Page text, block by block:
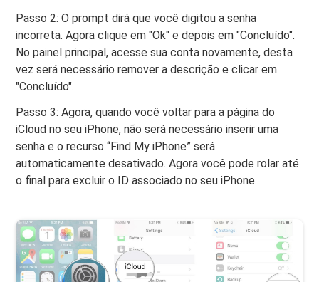
Passo 2: O prompt dirá que você digitou a senha
incorreta. Agora clique em "Ok" e depois em "Concluído".
No painel principal, acesse sua conta novamente, desta
vez será necessário remover a descrição e clicar em
"Concluído".
Passo 3: Agora, quando você voltar para a página do
iCloud no seu iPhone, não será necessário inserir uma
senha e o recurso “Find My iPhone” será
automaticamente desativado. Agora você pode rolar até
o final para excluir o ID associado no seu iPhone.